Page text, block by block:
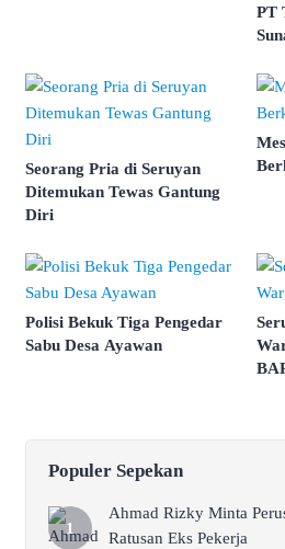
PT
Seorang Pria di Seruyan
Ditemukan Tewas Gantung
Diri
Polisi Bekuk Tiga Pengedar
Sabu Desa Ayawan
Populer Sepekan
Ahmad Rizky Minta
Ratusan Eks Pekerja